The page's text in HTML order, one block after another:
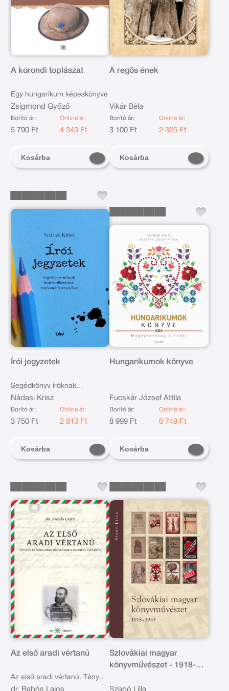
A korondi toplászat
Egy hungarikum képeskönyve
Zsigmond Győző
Borító ár:
5 790 Ft
Online ár:
4 343 Ft
Kosárba
A regös ének
Vikár Béla
Borító ár:
3 100 Ft
Online ár:
2 325 Ft
Kosárba
Írói jegyzetek
Segédkönyv íróknak
karakteralkotáshoz, történetek
tervezéséhez (bővített kiadás)
Nádasi Krisz
Borító ár:
3 750 Ft
Online ár:
2 813 Ft
Kosárba
Hungarikumok könyve
Fucskár József Attila
Borító ár:
8 999 Ft
Online ár:
6 749 Ft
Kosárba
Az első aradi vértanú
Az első aradi vértanú. Tények
és dokumentumok Ormai
dr. Babós Lajos
Szlovákiai magyar
könyvművészet - 1918-
Szabó Lilla